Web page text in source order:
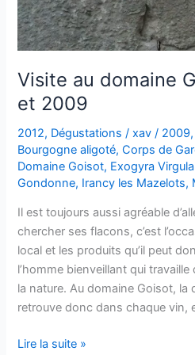
Visite au domaine
et 2009
2012, Dégustations /xav/ 2009,
Bourgogne aligoté,Corps de
Domaine Goisot, Exogyra Virgula
Gondonne, Irancy les Mazelots,
Il est toujours aussi agréable
chercher ses flacons, c’est
local et les produits qu’il peut
l’homme bienveillant qui
la nature. Au domaine Goisot, la
retrouve donc dans chaque vin,
Visite
Lire la suite »